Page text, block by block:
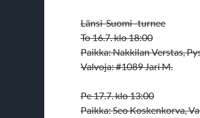
Länsi-Suomi -turnee
To 16.7. klo 18:00
Paikka: Nakkilan Verstas,
Valvoja: #1089 Jari M.
Pe 17.7. klo 13:00
Paikka: Seo Koskenkorva,